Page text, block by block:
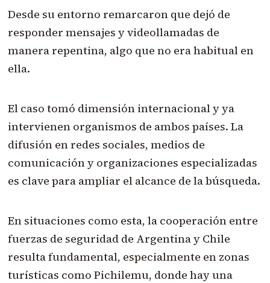
Desde su entorno remarcaron que dejó de
responder mensajes y videollamadas de
manera repentina, algo que no era habitual en
ella.
El caso tomó dimensión internacional y ya
intervienen organismos de ambos países. La
difusión en redes sociales, medios de
comunicación y organizaciones especializadas
es clave para ampliar el alcance de la búsqueda.
En situaciones como esta, la cooperación entre
fuerzas de seguridad de Argentina y Chile
resulta fundamental, especialmente en zonas
turísticas como Pichilemu, donde hay una